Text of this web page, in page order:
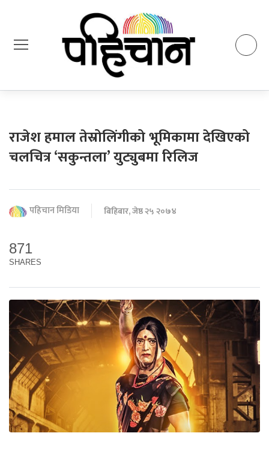
राजेश हमाल तेस्रोलिंगीको भूमिकामा देखिएको
चलचित्र ‘सकुन्तला’ युट्युबमा रिलिज
पहिचान मिडिया बिहिबार, जेष्ठ २५ २०७४
871
SHARES